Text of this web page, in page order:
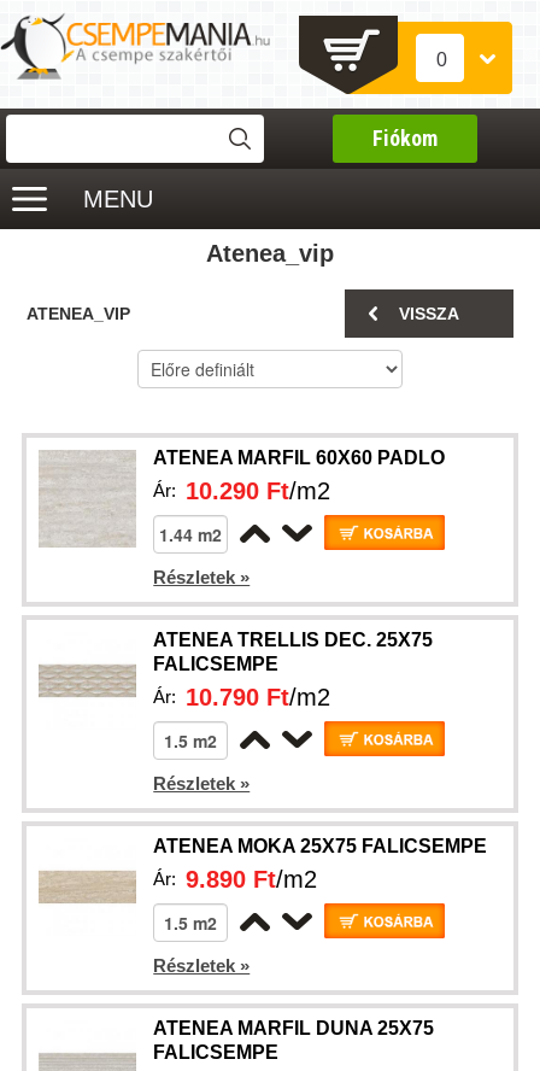
0
Fiókom
MENU
Atenea_vip
ATENEA_VIP VISSZA
ATENEA MARFIL 60X60 PADLO
Ár: 10.290 Ft/m2
Részletek »
ATENEA TRELLIS DEC. 25X75
FALICSEMPE
Ár: 10.790 Ft/m2
Részletek »
ATENEA MOKA 25X75 FALICSEMPE
Ár:9.890 Ft/m2
Részletek »
ATENEA MARFIL DUNA 25X75
FALICSEMPE